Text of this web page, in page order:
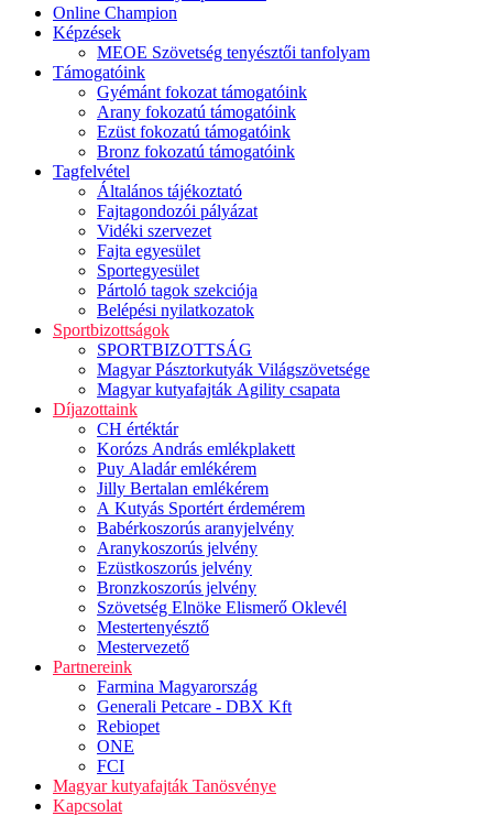
Online Champion
Képzések
MEOE Szövetség tenyésztői tanfolyam
Támogatóink
Gyémánt fokozat támogatóink
Arany fokozatú támogatóink
Ezüst fokozatú támogatóink
Bronz fokozatú támogatóink
Tagfelvétel
Általános tájékoztató
Fajtagondozói pályázat
Vidéki szervezet
Fajta egyesület
Sportegyesület
Pártoló tagok szekciója
Belépési nyilatkozatok
Sportbizottságok
SPORTBIZOTTSÁG
Magyar Pásztorkutyák Világszövetsége
Magyar kutyafajták Agility csapata
Díjazottaink
CH értéktár
Korózs András emlékplakett
Puy Aladár emlékérem
Jilly Bertalan emlékérem
A Kutyás Sportért érdemérem
Babérkoszorús aranyjelvény
Aranykoszorús jelvény
Ezüstkoszorús jelvény
Bronzkoszorús jelvény
Szövetség Elnöke Elismerő Oklevél
Mestertenyésztő
Mestervezető
Partnereink
Farmina Magyarország
Generali Petcare - DBX Kft
Rebiopet
ONE
FCI
Magyar kutyafajták Tanösvénye
Kapcsolat